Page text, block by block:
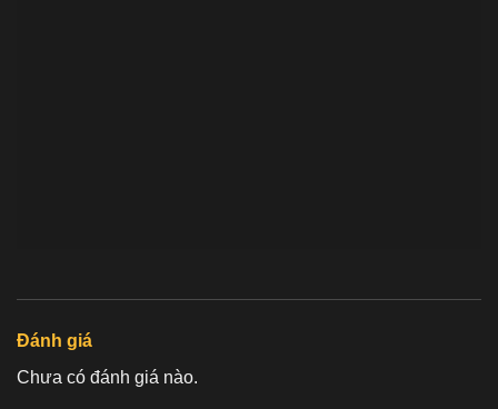
Đánh giá
Chưa có đánh giá nào.